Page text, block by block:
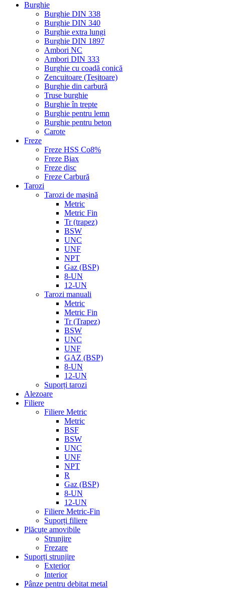
Burghie
Burghie DIN 338
Burghie DIN 340
Burghie extra lungi
Burghie DIN 1897
Ambori NC
Ambori DIN 333
Burghie cu coadă conică
Zencuitoare (Teșitoare)
Burghie din carbură
Truse burghie
Burghie în trepte
Burghie pentru lemn
Burghie pentru beton
Carote
Freze
Freze HSS Co8%
Freze Biax
Freze disc
Freze Carbură
Tarozi
Tarozi de mașină
Metric
Metric Fin
Tr (trapez)
BSW
UNC
UNF
NPT
Gaz (BSP)
8-UN
12-UN
Tarozi manuali
Metric
Metric Fin
Tr (Trapez)
BSW
UNC
UNF
GAZ (BSP)
8-UN
12-UN
Suporți tarozi
Alezoare
Filiere
Filiere Metric
Metric
BSF
BSW
UNC
UNF
NPT
R
Gaz (BSP)
8-UN
12-UN
Filiere Metric-Fin
Suporți filiere
Plăcuțe amovibile
Strunjire
Frezare
Suporți strunjire
Exterior
Interior
Pânze pentru debitat metal